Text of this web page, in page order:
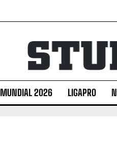
MUNDIAL 2026 LIGAPRO